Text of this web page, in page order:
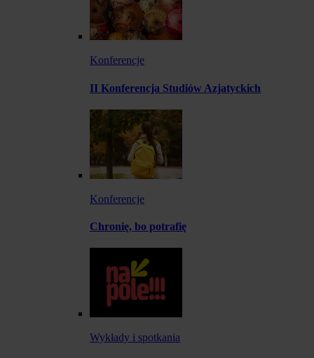
Konferencje
II Konferencja Studiów Azjatyckich
Konferencje
Chronię, bo potrafię
Wykłady i spotkania